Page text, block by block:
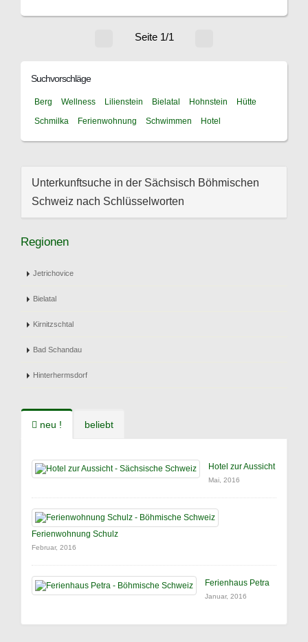
Seite 1/1
Suchvorschläge
Berg Wellness Lilienstein Bielatal Hohnstein
Hütte
Schmilka
Ferienwohnung Schwimmen Hotel
Unterkunftsuche in der Sächsisch Böhmischen
Schweiz nach Schlüsselworten
Regionen
Jetrichovice
Bielatal
Kirnitzschtal
Bad Schandau
Hinterhermsdorf
neu ! beliebt
Hotel zur Aussicht
Mai, 2016
Ferienwohnung Schulz
Februar, 2016
Ferienhaus Petra
Januar, 2016